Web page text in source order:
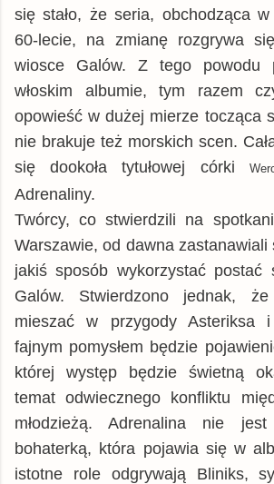
się stało, że seria, obchodząca
60-lecie, na zmianę rozgrywa
wiosce Galów. Z tego powodu
włoskim albumie, tym razem
opowieść w dużej mierze tocząca
nie brakuje też morskich scen.
się dookoła tytułowej córki
Adrenaliny.
Twórcy, co stwierdzili na
Warszawie, od dawna
jakiś sposób wykorzystać postać
Galów. Stwierdzono jednak,
mieszać w przygody Asteriksa
fajnym pomysłem będzie
której występ będzie świetną
temat odwiecznego konfliktu
młodzieżą. Adrenalina nie
bohaterką, która pojawia się w
istotne role odgrywają Bliniks,